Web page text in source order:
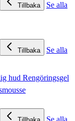
Tillbaka
Se alla
Tillbaka
Se alla
hud Rengöringsgel